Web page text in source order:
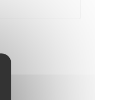
Masquer le bandeau des cookies